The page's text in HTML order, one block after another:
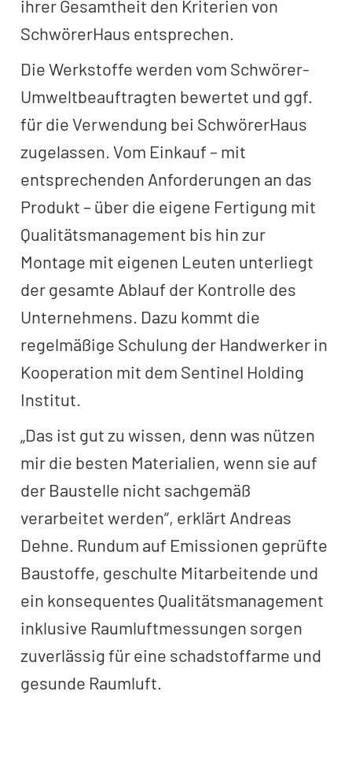
ihrer Gesamtheit den Kriterien von
SchwörerHaus entsprechen.
Die Werkstoffe werden vom Schwörer-
Umweltbeauftragten bewertet und ggf.
für die Verwendung bei SchwörerHaus
zugelassen. Vom Einkauf – mit
entsprechenden Anforderungen an das
Produkt – über die eigene Fertigung mit
Qualitätsmanagement bis hin zur
Montage mit eigenen Leuten unterliegt
der gesamte Ablauf der Kontrolle des
Unternehmens. Dazu kommt die
regelmäßige Schulung der Handwerker in
Kooperation mit dem Sentinel Holding
Institut.
„Das ist gut zu wissen, denn was nützen
mir die besten Materialien, wenn sie auf
der Baustelle nicht sachgemäß
verarbeitet werden“, erklärt Andreas
Dehne. Rundum auf Emissionen geprüfte
Baustoffe, geschulte Mitarbeitende und
ein konsequentes Qualitätsmanagement
inklusive Raumluftmessungen sorgen
zuverlässig für eine schadstoffarme und
gesunde Raumluft.